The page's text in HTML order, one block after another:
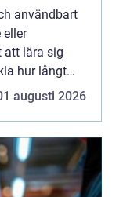
användbart
eller
att lära sig
hur långt
augusti 2026